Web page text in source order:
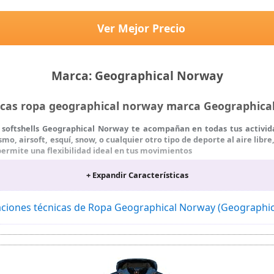
Marca: Geographical Norway
Ver Mejor Precio
ropa geographical norway marca
Geographical Norway te acompañan en todas tus
airsoft, esquí, snow, o cualquier otro tipo de deporte al aire
una flexibilidad ideal en tus movimientos
temporada ya sea en primavera, verano, otoño o invierno. Las
posible; para cualquier tipo de actividad al aire libre.
chaqueta softshell con capucha de tan buena relación
elástico con cierre en el dobladillo para ajustar la anchura,
las chaquetas tácticas para hombre Geographical Norway
+ Expandir Características
técnicas de Ropa Geographical Norway